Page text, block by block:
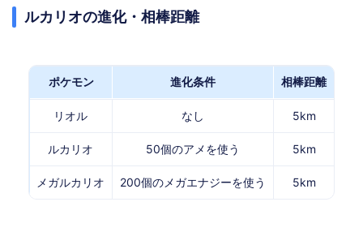
ルカリオの進化・相棒距離
ポケモン 進化条件 相棒距離
リオル なし 5km
ルカリオ 50個のアメを使う 5km
メガルカリオ 200個のメガエナジーを使う 5km